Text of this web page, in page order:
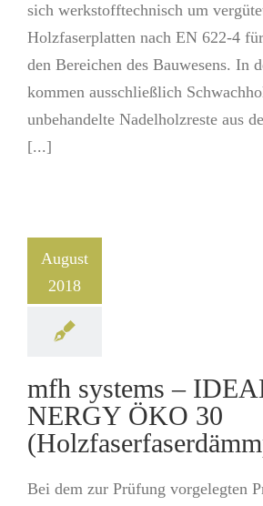
sich werkstofftechnisch um
Holzfaserplatten nach EN 622-4
den Bereichen des Bauwesens. In
kommen ausschließlich
unbehandelte Nadelholzreste aus
[...]
August
2018
mfh systems –
NERGY ÖKO 30
Bei dem zur Prüfung vorgelegten